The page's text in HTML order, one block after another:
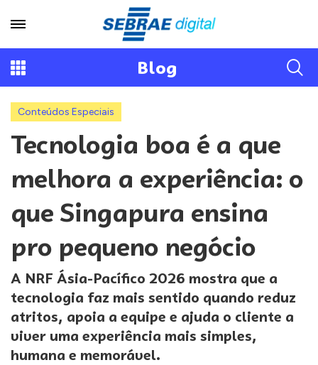
Blog
Conteúdos Especiais
Tecnologia boa é a que
melhora a experiência: o
que Singapura ensina
pro pequeno negócio
A NRF Ásia-Pacífico 2026 mostra que a
tecnologia faz mais sentido quando reduz
atritos, apoia a equipe e ajuda o cliente a
viver uma experiência mais simples,
humana e memorável.